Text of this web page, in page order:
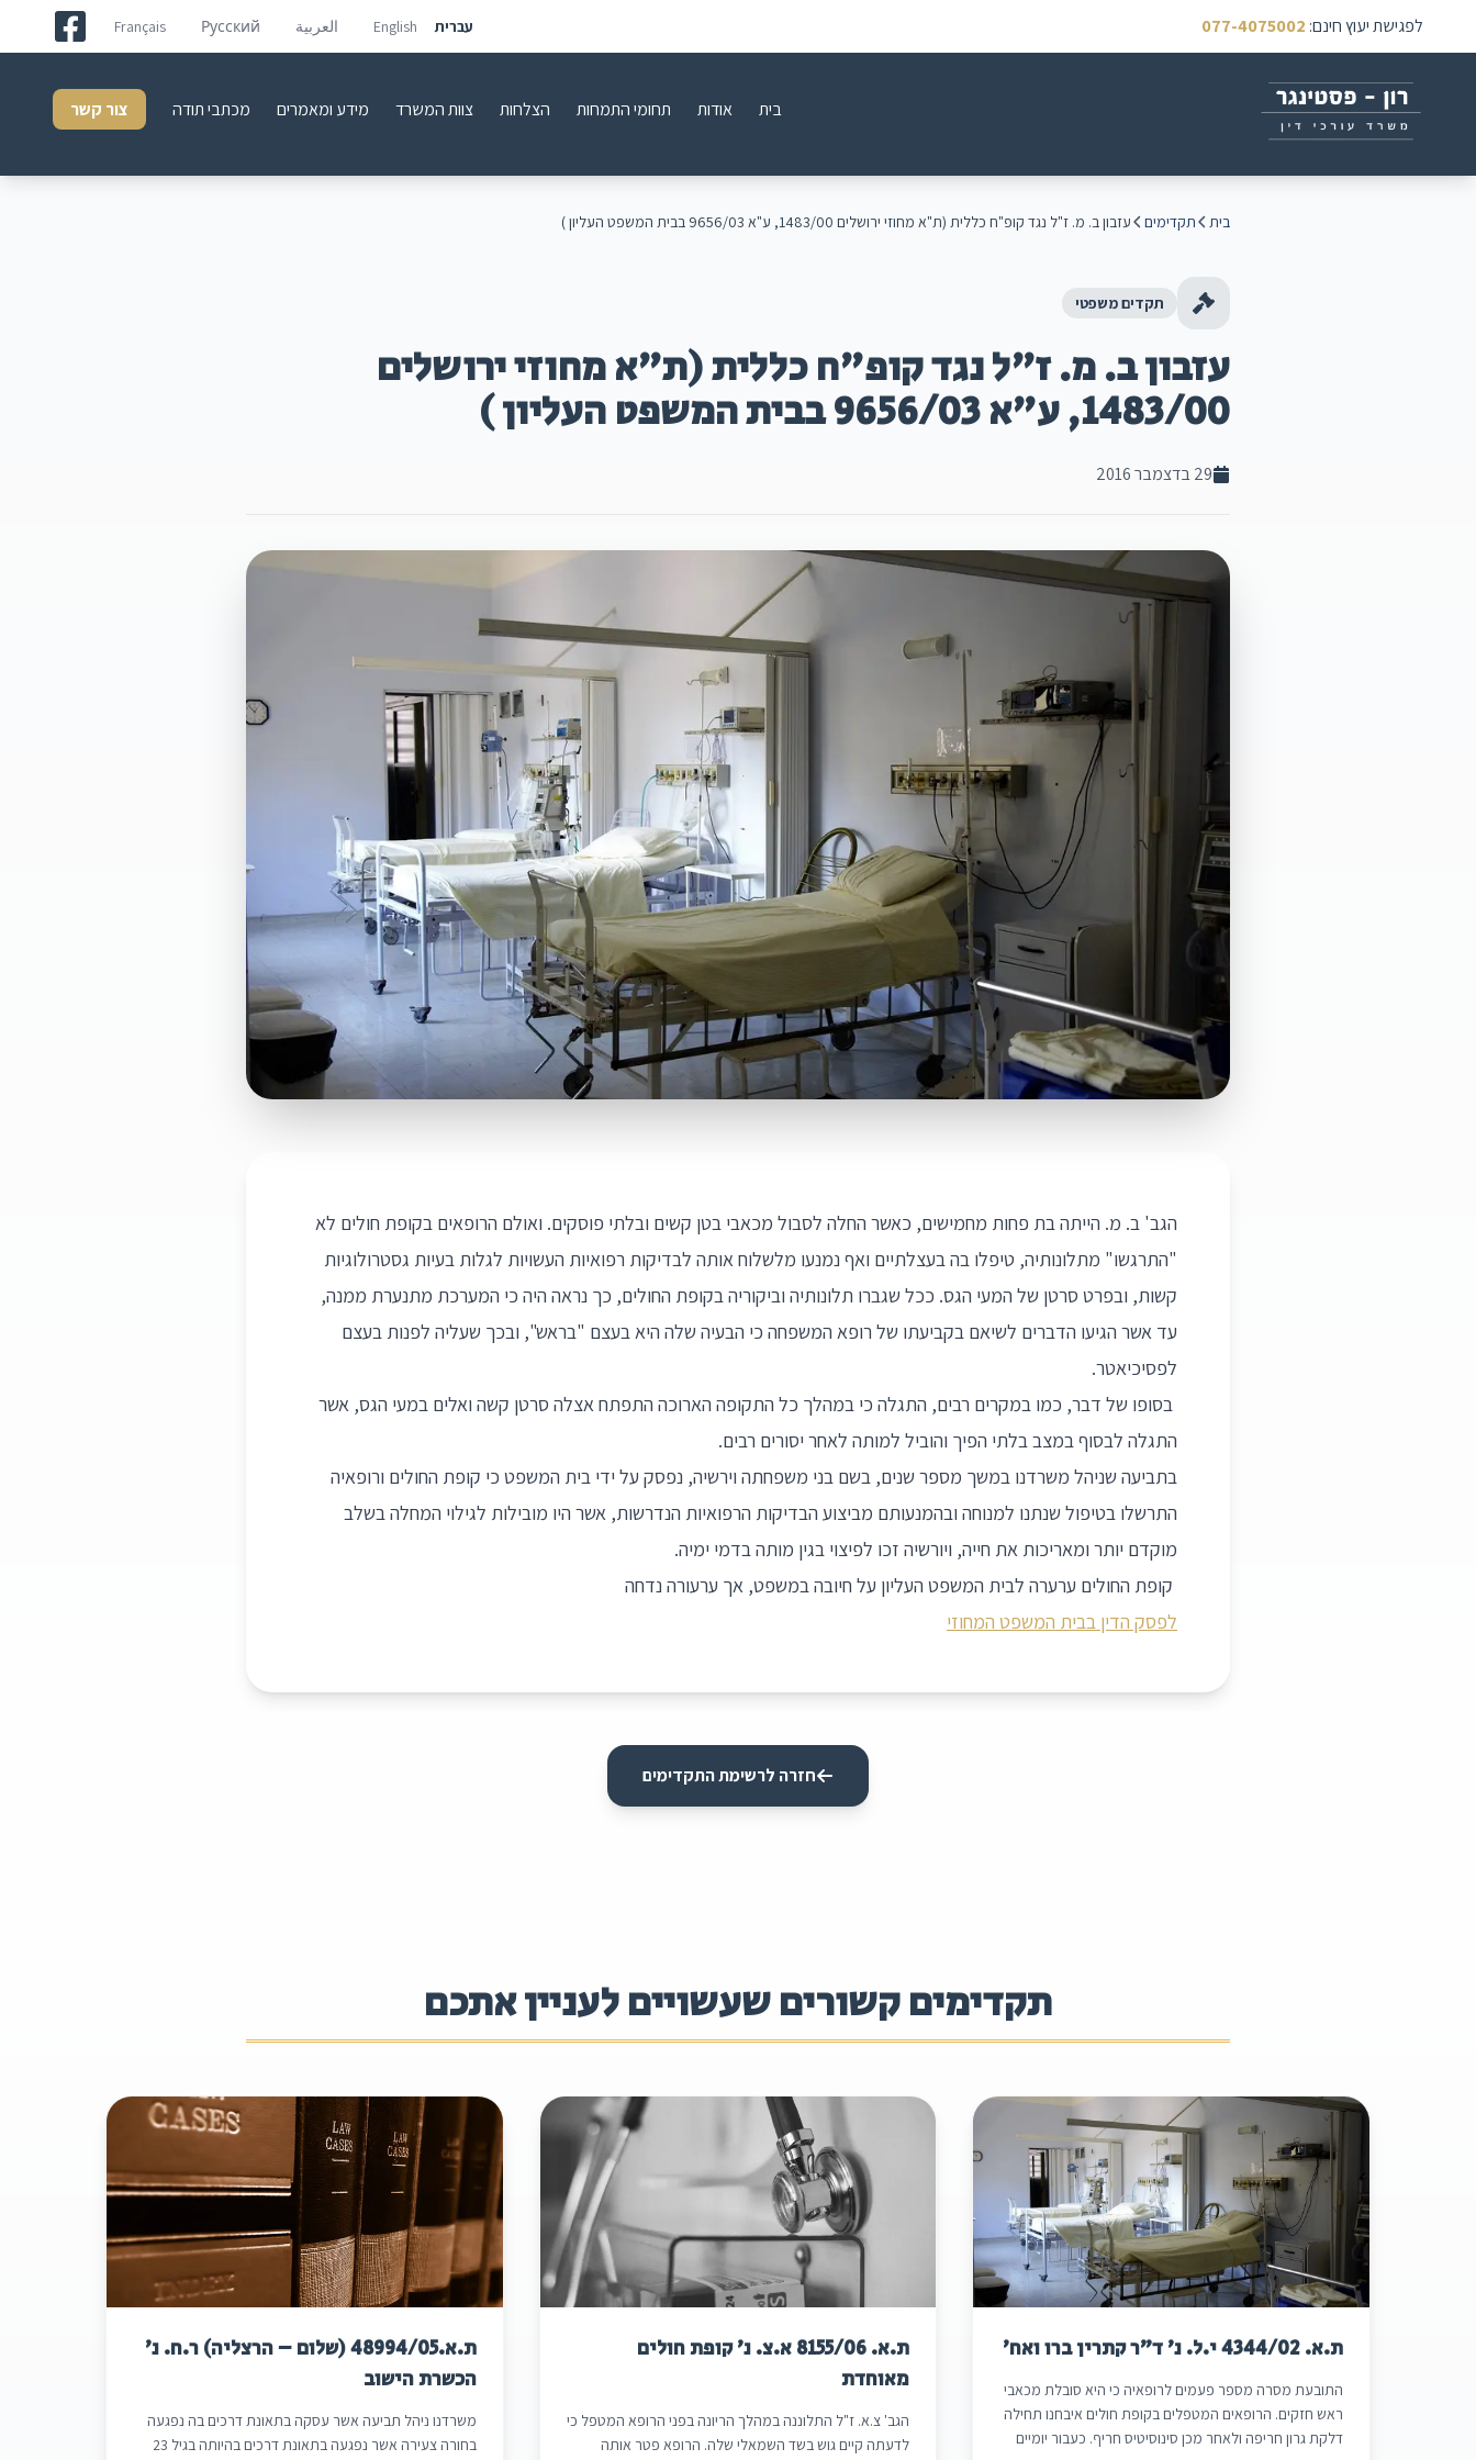
לפגישת יעוץ חינם:
077-4075002 עברית English العربية Русский
Français
בית אודות תחומי התמחות הצלחות צוות המשרד מידע ומאמרים מכתבי תודה צור קשר
בית תקדימים עזבון ב. מ. ז"ל נגד קופ"ח כללית (ת"א מחוזי ירושלים 1483/00, ע"א 9656/03 בבית המשפט העליון )
תקדים משפטי
עזבון ב. מ. ז"ל נגד קופ"ח כללית (ת"א מחוזי ירושלים
1483/00, ע"א 9656/03 בבית המשפט העליון )
29 בדצמבר 2016
הגב' ב. מ. הייתה בת פחות מחמישים, כאשר החלה לסבול מכאבי בטן קשים ובלתי פוסקים. ואולם הרופאים בקופת חולים לא
"התרגשו" מתלונותיה, טיפלו בה בעצלתיים ואף נמנעו מלשלוח אותה לבדיקות רפואיות העשויות לגלות בעיות גסטרולוגיות
קשות, ובפרט סרטן של המעי הגס. ככל שגברו תלונותיה וביקוריה בקופת החולים, כך נראה היה כי המערכת מתנערת ממנה,
עד אשר הגיעו הדברים לשיאם בקביעתו של רופא המשפחה כי הבעיה שלה היא בעצם "בראש", ובכך שעליה לפנות בעצם
לפסיכיאטר.
בסופו של דבר, כמו במקרים רבים, התגלה כי במהלך כל התקופה הארוכה התפתח אצלה סרטן קשה ואלים במעי הגס, אשר
התגלה לבסוף במצב בלתי הפיך והוביל למותה לאחר יסורים רבים.
בתביעה שניהל משרדנו במשך מספר שנים, בשם בני משפחתה וירשיה, נפסק על ידי בית המשפט כי קופת החולים ורופאיה
התרשלו בטיפול שנתנו למנוחה ובהמנעותם מביצוע הבדיקות הרפואיות הנדרשות, אשר היו מובילות לגילוי המחלה בשלב
מוקדם יותר ומאריכות את חייה, ויורשיה זכו לפיצוי בגין מותה בדמי ימיה.
קופת החולים ערערה לבית המשפט העליון על חיובה במשפט, אך ערעורה נדחה
לפסק הדין בבית המשפט המחוזי
חזרה לרשימת התקדימים
תקדימים קשורים שעשויים לעניין אתכם
ת.א. 4344/02 י.ל. נ' ד"ר קתרין ברו ואח'
התובעת מסרה מספר פעמים לרופאיה כי היא סובלת מכאבי
ראש חזקים. הרופאים המטפלים בקופת חולים איבחנו תחילה
דלקת גרון חריפה ולאחר מכן סינוסיטיס חריף. כעבור יומיים
ת.א. 8155/06 א.צ. נ' קופת חולים
מאוחדת
הגב' צ.א. ז"ל התלוננה במהלך הריונה בפני הרופא המטפל כי
לדעתה קיים גוש בשד השמאלי שלה. הרופא פטר אותה
ת.א.48994/05 (שלום – הרצליה) ר.ח. נ'
הכשרת הישוב
משרדנו ניהל תביעה אשר עסקה בתאונת דרכים בה נפגעה
בחורה צעירה אשר נפגעה בתאונת דרכים בהיותה בגיל 23